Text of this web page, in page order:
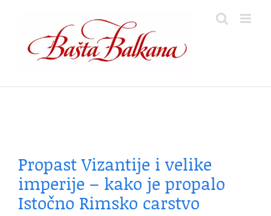
content
Propast Vizantije i velike
imperije – kako je propalo
Istočno Rimsko carstvo